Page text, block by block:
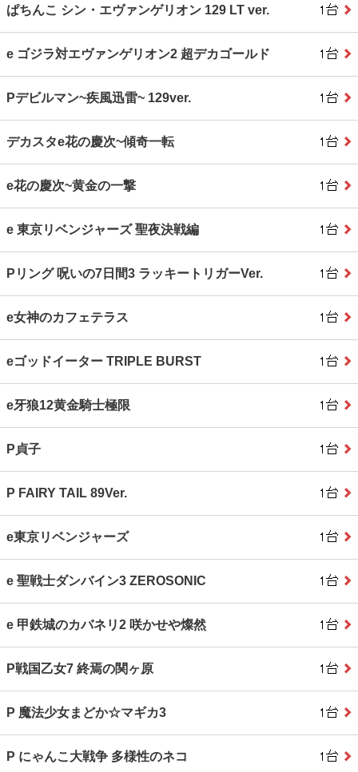
ぱちんこ シン・エヴァンゲリオン 129 LT ver.
e ゴジラ対エヴァンゲリオン2 超デカゴールド
Pデビルマン~疾風迅雷~ 129ver.
デカスタe花の慶次~傾奇一転
e花の慶次~黄金の一撃
e 東京リベンジャーズ 聖夜決戦編
Pリング 呪いの7日間3 ラッキートリガーVer.
e女神のカフェテラス
eゴッドイーター TRIPLE BURST
e牙狼12黄金騎士極限
P貞子
P FAIRY TAIL 89Ver.
e東京リベンジャーズ
e 聖戦士ダンバイン3 ZEROSONIC
e 甲鉄城のカバネリ2 咲かせや燦然
P戦国乙女7 終焉の関ヶ原
P 魔法少女まどか☆マギカ3
P にゃんこ大戦争 多様性のネコ